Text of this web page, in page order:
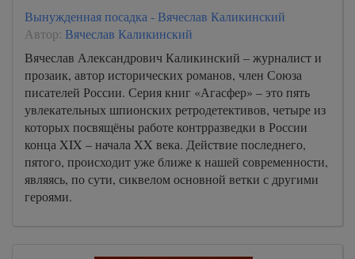
Вынужденная посадка - Вячеслав Каликинский
Автор: Вячеслав Каликинский
Вячеслав Александрович Каликинский – журналист и
прозаик, автор исторических романов, член Союза
писателей России. Серия книг «Агасфер» – это пять
увлекательных шпионских ретродетективов, четыре из
которых посвящёны работе контрразведки в России
конца XIX – начала XX века. Действие последнего,
пятого, происходит уже ближе к нашей современности,
являясь, по сути, сиквелом основной ветки с другими
героями.